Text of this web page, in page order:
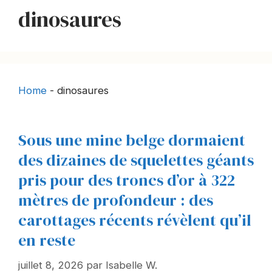
dinosaures
Home - dinosaures
Sous une mine belge dormaient
des dizaines de squelettes géants
pris pour des troncs d’or à 322
mètres de profondeur : des
carottages récents révèlent qu’il
en reste
juillet 8, 2026 par Isabelle W.